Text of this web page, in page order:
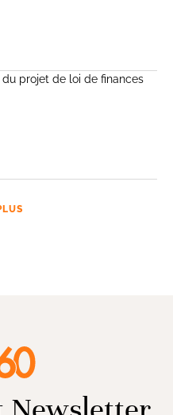
du projet de loi de finances